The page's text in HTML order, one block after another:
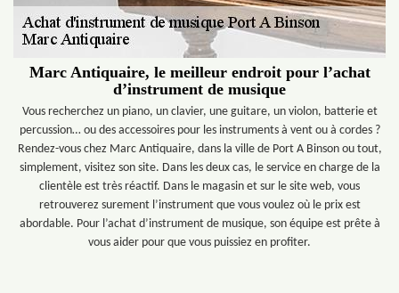
Marc Antiquaire, le meilleur endroit pour l’achat
d’instrument de musique
Vous recherchez un piano, un clavier, une guitare, un violon, batterie et
percussion… ou des accessoires pour les instruments à vent ou à cordes ?
Rendez-vous chez Marc Antiquaire, dans la ville de Port A Binson ou tout,
simplement, visitez son site. Dans les deux cas, le service en charge de la
clientèle est très réactif. Dans le magasin et sur le site web, vous
retrouverez surement l’instrument que vous voulez où le prix est
abordable. Pour l’achat d’instrument de musique, son équipe est prête à
vous aider pour que vous puissiez en profiter.